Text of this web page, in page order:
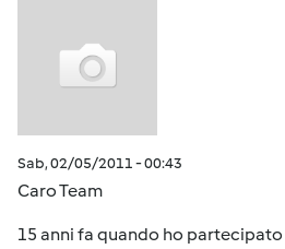
Sab, 02/05/2011 - 00:43
Caro Team
15 anni fa quando ho